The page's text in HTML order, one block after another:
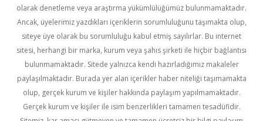
olarak denetleme veya araştırma yükümlülüğümüz bulunmamaktadır.
Ancak, üyelerimiz yazdıkları içeriklerin sorumluluğunu taşımakta olup,
siteye üye olarak bu sorumluluğu kabul etmiş sayılırlar. Bu internet
sitesi, herhangi bir marka, kurum veya şahıs şirketi ile hiçbir bağlantısı
bulunmamaktadır. Sitede yalnızca kendi hazırladığımız makaleler
paylaşılmaktadır. Burada yer alan içerikler haber niteliği taşımamakta
olup, gerçek kurum ve kişiler hakkında paylaşım yapılmamaktadır.
Gerçek kurum ve kişiler ile isim benzerlikleri tamamen tesadüfidir.